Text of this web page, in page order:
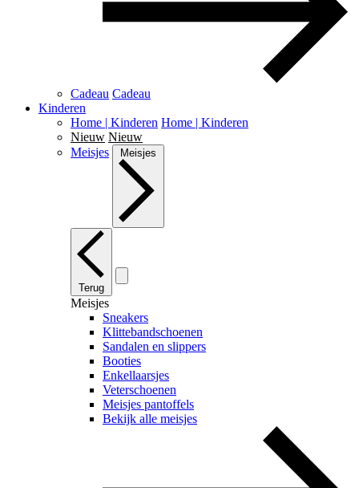
Cadeau Cadeau
Kinderen
Home | Kinderen Home | Kinderen
Nieuw Nieuw
Meisjes
Meisjes
Terug
Meisjes
Sneakers
Klittebandschoenen
Sandalen en slippers
Booties
Enkellaarsjes
Veterschoenen
Meisjes pantoffels
Bekijk alle meisjes